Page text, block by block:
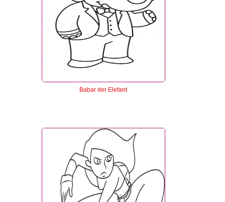
Babar der Elefant